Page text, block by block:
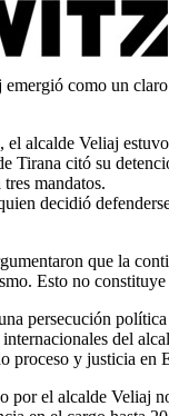
como un
alcalde Veliaj
Tirana citó su
mandatos.
decidió
que la
Esto no
persecución
del
proceso y justicia
por el alcalde Veliaj